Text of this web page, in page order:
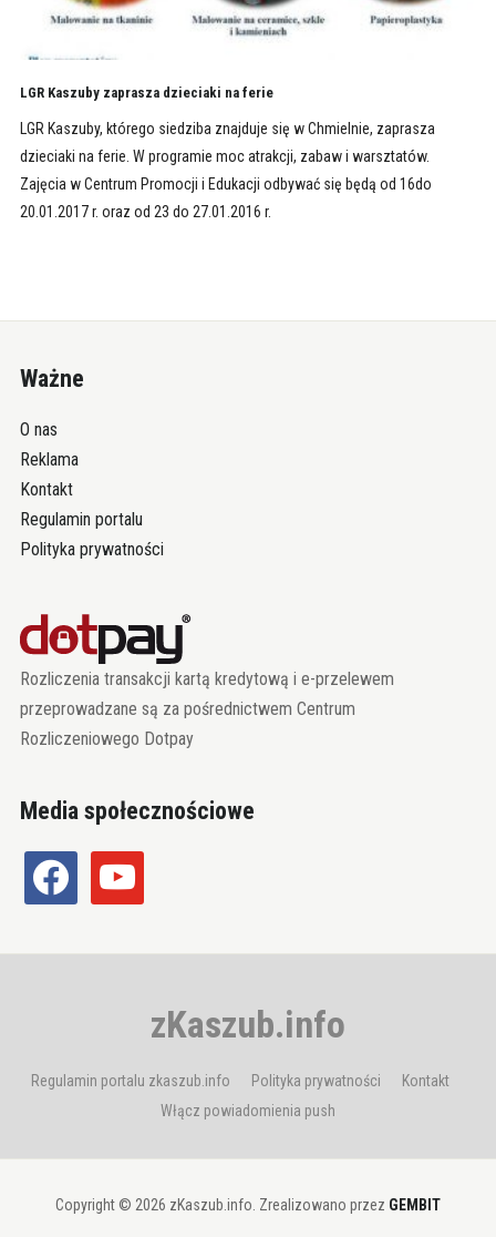
LGR Kaszuby zaprasza dzieciaki na ferie
LGR Kaszuby, którego siedziba znajduje się w Chmielnie, zaprasza
dzieciaki na ferie. W programie moc atrakcji, zabaw i warsztatów.
Zajęcia w Centrum Promocji i Edukacji odbywać się będą od 16do
20.01.2017 r. oraz od 23 do 27.01.2016 r.
Ważne
O nas
Reklama
Kontakt
Regulamin portalu
Polityka prywatności
Rozliczenia transakcji kartą kredytową i e-przelewem
przeprowadzane są za pośrednictwem Centrum
Rozliczeniowego Dotpay
Media społecznościowe
facebook youtube
zKaszub.info
Regulamin portalu zkaszub.info Polityka prywatności
Kontakt
Włącz powiadomienia push
Copyright © 2026 zKaszub.info. Zrealizowano przez GEMBIT